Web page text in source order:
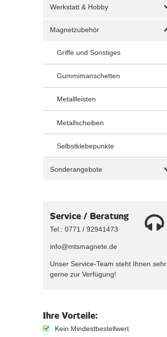
Werkstatt & Hobby
Magnetzubehör
Griffe und Sonstiges
Gummimanschetten
Metallleisten
Metallscheiben
Selbstklebepunkte
Sonderangebote
Service / Beratung
Tel.: 0771 / 92941473
info@mtsmagnete.de
Unser Service-Team steht Ihnen sehr
gerne zur Verfügung!
Ihre Vorteile:
Kein Mindestbestellwert